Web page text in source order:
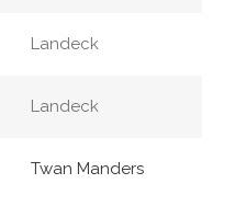
Landeck
Landeck
Twan Manders